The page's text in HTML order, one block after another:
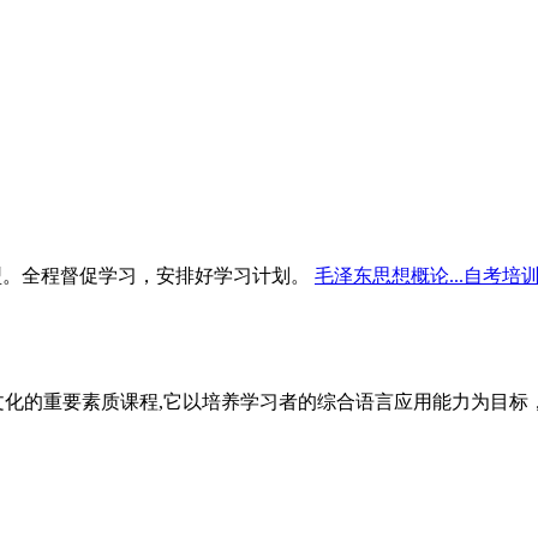
全程督促学习，安排好学习计划。 毛泽东思想概论...自考培
的重要素质课程,它以培养学习者的综合语言应用能力为目